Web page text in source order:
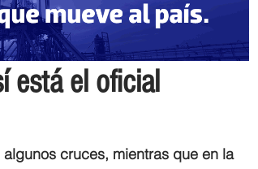
está el oficial
cruces, mientras que en la